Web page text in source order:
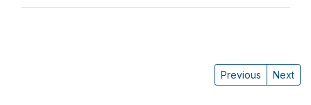
Previous Next